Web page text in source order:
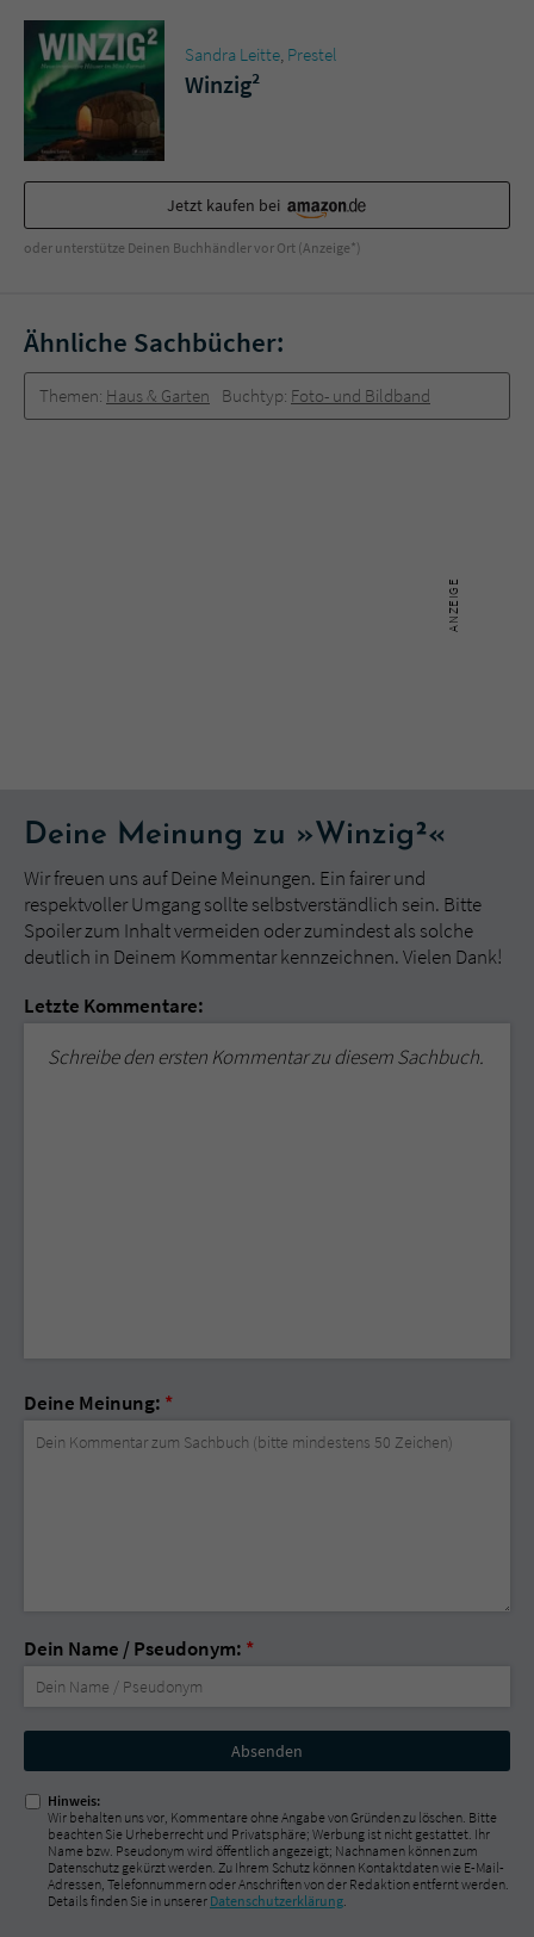
Sandra Leitte, Prestel
Winzig²
Jetzt kaufen bei
oder unterstütze Deinen Buchhändler vor Ort (Anzeige*)
Ähnliche Sachbücher:
Themen: Haus & Garten Buchtyp: Foto- und Bildband
Deine Meinung zu »Winzig²«
Wir freuen uns auf Deine Meinungen. Ein fairer und
respektvoller Umgang sollte selbstverständlich sein. Bitte
Spoiler zum Inhalt vermeiden oder zumindest als solche
deutlich in Deinem Kommentar kennzeichnen. Vielen Dank!
Letzte Kommentare:
Schreibe den ersten Kommentar zu diesem Sachbuch.
Deine Meinung: *
Dein Name / Pseudonym: *
Nicht
ausfüllen!
Hinweis:
Wir behalten uns vor, Kommentare ohne Angabe von Gründen zu löschen. Bitte
beachten Sie Urheberrecht und Privatsphäre; Werbung ist nicht gestattet. Ihr
Name bzw. Pseudonym wird öffentlich angezeigt; Nachnamen können zum
Datenschutz gekürzt werden. Zu Ihrem Schutz können Kontaktdaten wie E-Mail-
Adressen, Telefonnummern oder Anschriften von der Redaktion entfernt werden.
Details finden Sie in unserer Datenschutzerklärung.